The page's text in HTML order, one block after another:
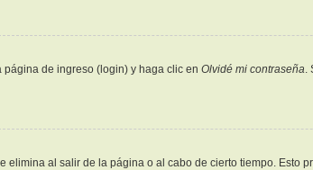
página de ingreso (login) y haga clic en Olvidé mi contraseña.
al salir de la página o al cabo de cierto tiempo. Esto